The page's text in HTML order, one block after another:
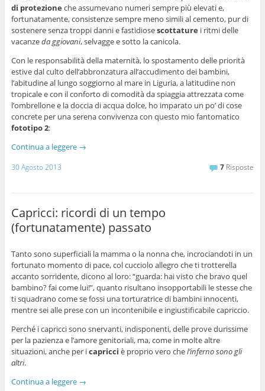
di protezione che assumevano numeri sempre più elevati e,
fortunatamente, consistenze sempre meno simili al cemento, pur di
sostenere senza troppi danni e fastidiosescottature i ritmi delle
vacanzeda ggiovani, selvagge e sotto la canicola.
Con le responsabilità della maternità, lo spostamento delle priorità
estive dal culto dell’abbronzatura all’accudimento dei bambini,
l’abitudine al lungo soggiorno al mare in Liguria, a latitudine non
tropicale e con il conforto di comodità da spiaggia attrezzata come
l’ombrellone e la doccia di acqua dolce, ho imparato un po’ di cose
concrete per una serena convivenza con questo mio fantomatico
fototipo 2:
Continua a leggere →
30 Agosto 2013 7 Risposte
Capricci: ricordi di un tempo
(fortunatamente) passato
Tanto sono superficiali la mamma o la nonna che, incrociandoti in un
fortunato momento di pace, col cucciolo allegro che ti trotterella
accanto sorridente, dicono al loro: “guarda: hai visto che bravo quel
bambino? fai come lui!”, quanto risultano insopportabili le stesse che
ti squadrano come se fossi una torturatrice di bambini innocenti,
mentre sei alle prese con un incontenibile e ingiustificabile capriccio.
Perché i capricci sono snervanti, indisponenti, delle prove durissime
per la pazienza e l’amore genitoriali, ma, come in molte altre
situazioni, anche per icapricci è proprio vero chel’inferno sono gli
altri.
Continua a leggere →